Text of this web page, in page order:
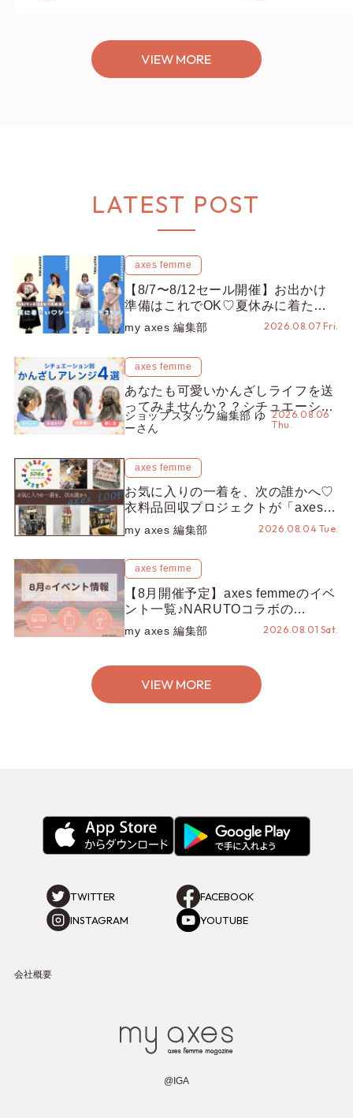
VIEW MORE
LATEST POST
axes femme
【8/7〜8/12セール開催】お出かけ
準備はこれでOK♡夏休みに着たい
コーデ25選をシーン別に徹底解説！
my axes 編集部 2026.08.07 Fri.
axes femme
あなたも可愛いかんざしライフを送
ってみませんか？？シチュエーショ
ン別“かんざし”のオススメ【ショッ
プスタッフ編集部】
ショップスタッフ編集部 ゆ
ーさん
2026.08.06
Thu.
axes femme
お気に入りの一着を、次の誰かへ♡
衣料品回収プロジェクトが「axes
LOOP」にアップデート！活用する
とポイントが手に入る◎
my axes 編集部 2026.08.04 Tue.
axes femme
【8月開催予定】axes femmeのイベ
ント一覧♪NARUTOコラボの
REZEN POPUPから、プチYour
Stage.、ティーパーティまで！8月
my axes 編集部 2026.08.01 Sat.
VIEW MORE
TWITTER
FACEBOOK
INSTAGRAM
YOUTUBE
会社概要
@IGA